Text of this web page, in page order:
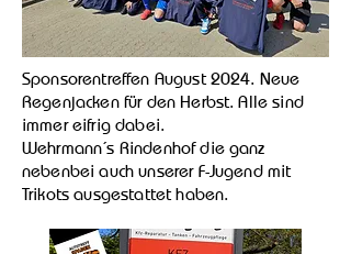
Sponsorentreffen August 2024. Neue
Regenjacken für den Herbst. Alle sind
immer eifrig dabei.
Wehrmann´s Rindenhof die ganz
nebenbei auch unserer F-Jugend mit
Trikots ausgestattet haben.